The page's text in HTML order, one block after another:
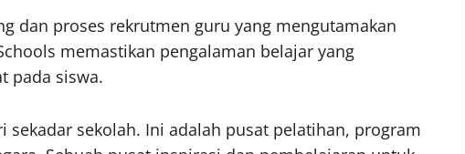
dan proses rekrutmen guru yang mengutamakan
memastikan pengalaman belajar yang
pada siswa.
sekadar sekolah. Ini adalah pusat pelatihan, program